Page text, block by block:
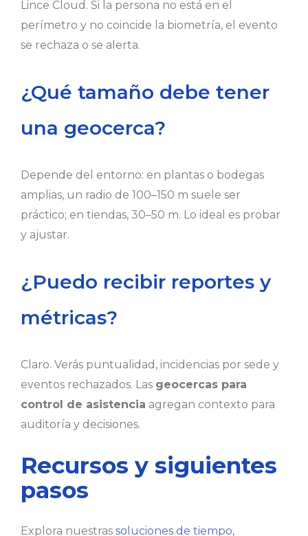
Lince Cloud. Si la persona no está en el
perímetro y no coincide la biometría, el evento
se rechaza o se alerta.
¿Qué tamaño debe tener
una geocerca?
Depende del entorno: en plantas o bodegas
amplias, un radio de 100–150 m suele ser
práctico; en tiendas, 30–50 m. Lo ideal es probar
y ajustar.
¿Puedo recibir reportes y
métricas?
Claro. Verás puntualidad, incidencias por sede y
eventos rechazados. Las geocercas para
control de asistencia agregan contexto para
auditoría y decisiones.
Recursos y siguientes
pasos
Explora nuestras soluciones de tiempo,